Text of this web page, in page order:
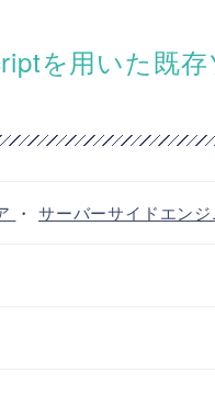
を用いた既
・サーバーサイドエンジ